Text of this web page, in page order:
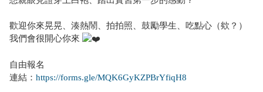
歡迎你來晃晃、湊熱鬧、拍拍照、鼓勵學生、吃點心（欸？）
我們會很開心你來
自由報名
連結： https://forms.gle/MQK6GyKZPBrYfiqH8